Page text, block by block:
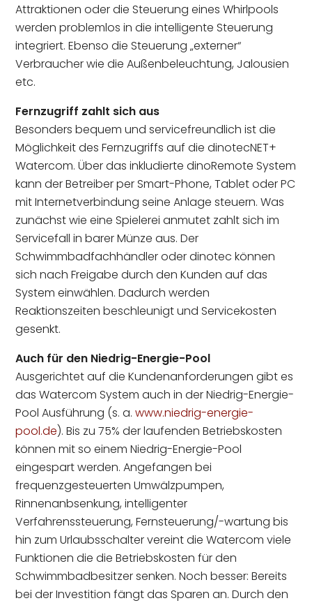
Attraktionen oder die Steuerung eines Whirlpools
werden problemlos in die intelligente Steuerung
integriert. Ebenso die Steuerung „externer“
Verbraucher wie die Außenbeleuchtung, Jalousien
etc.
Fernzugriff zahlt sich aus
Besonders bequem und servicefreundlich ist die
Möglichkeit des Fernzugriffs auf die dinotecNET+
Watercom. Über das inkludierte dinoRemote System
kann der Betreiber per Smart-Phone, Tablet oder PC
mit Internetverbindung seine Anlage steuern. Was
zunächst wie eine Spielerei anmutet zahlt sich im
Servicefall in barer Münze aus. Der
Schwimmbadfachhändler oder dinotec können
sich nach Freigabe durch den Kunden auf das
System einwählen. Dadurch werden
Reaktionszeiten beschleunigt und Servicekosten
gesenkt.
Auch für den Niedrig-Energie-Pool
Ausgerichtet auf die Kundenanforderungen gibt es
das Watercom System auch in der Niedrig-Energie-
Pool Ausführung (s. a.www.niedrig-energie-
pool.de). Bis zu 75% der laufenden Betriebskosten
können mit so einem Niedrig-Energie-Pool
eingespart werden. Angefangen bei
frequenzgesteuerten Umwälzpumpen,
Rinnenanbsenkung, intelligenter
Verfahrenssteuerung, Fernsteuerung/-wartung bis
hin zum Urlaubsschalter vereint die Watercom viele
Funktionen die die Betriebskosten für den
Schwimmbadbesitzer senken. Noch besser: Bereits
bei der Investition fängt das Sparen an. Durch den